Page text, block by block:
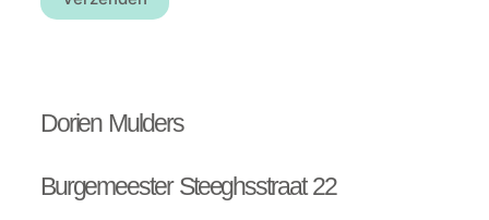
Dorien Mulders
Burgemeester Steeghsstraat 22